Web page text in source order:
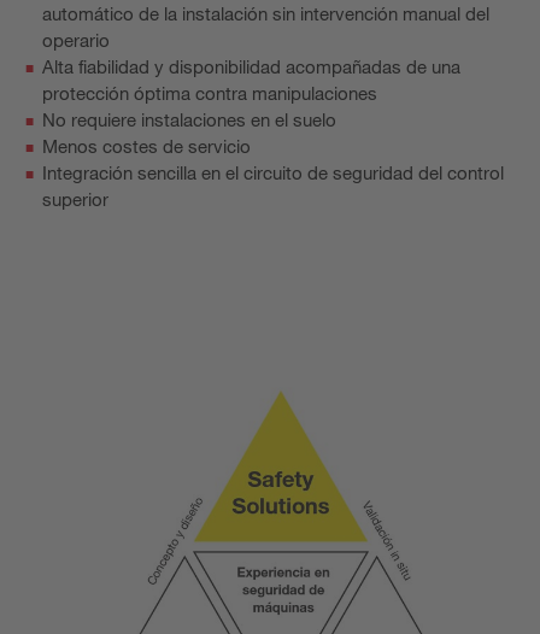
automático de la instalación sin intervención manual del
operario
Alta fiabilidad y disponibilidad acompañadas de una
protección óptima contra manipulaciones
No requiere instalaciones en el suelo
Menos costes de servicio
Integración sencilla en el circuito de seguridad del control
superior